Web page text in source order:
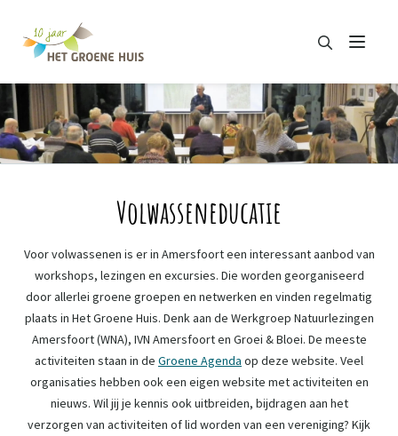
Menu
Zoeken
Volwasseneducatie
Voor volwassenen is er in Amersfoort een interessant aanbod van
workshops, lezingen en excursies. Die worden georganiseerd
door allerlei groene groepen en netwerken en vinden regelmatig
plaats in Het Groene Huis. Denk aan de Werkgroep Natuurlezingen
Amersfoort (WNA), IVN Amersfoort en Groei & Bloei. De meeste
activiteiten staan in de Groene Agenda op deze website. Veel
organisaties hebben ook een eigen website met activiteiten en
nieuws. Wil jij je kennis ook uitbreiden, bijdragen aan het
verzorgen van activiteiten of lid worden van een vereniging? Kijk